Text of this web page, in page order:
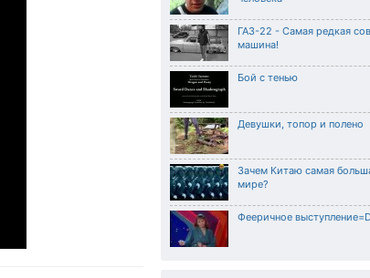
ГАЗ-22 - Самая редкая
машина!
Бой с тенью
Девушки, топор и полено
Зачем Китаю самая
мире?
Фееричное